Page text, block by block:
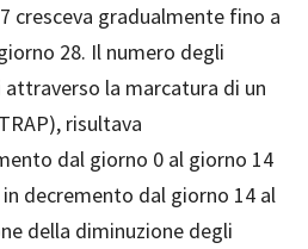
cresceva gradualmente fino a
28. Il numero degli
la marcatura di un
risultava
dal giorno 0 al giorno 14
decremento dal giorno 14 al
della diminuzione degli